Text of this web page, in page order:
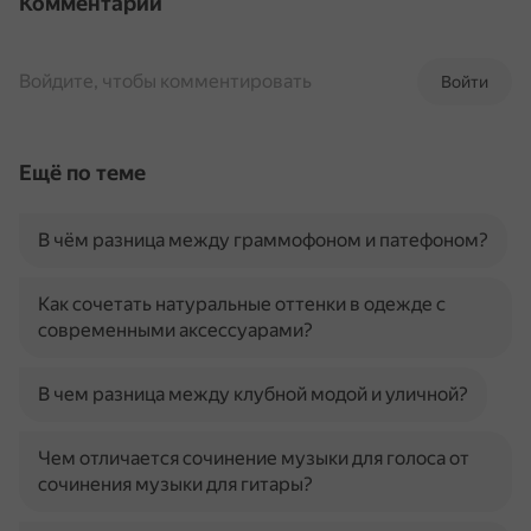
Войти
Войдите, чтобы комментировать
Ещё по теме
В чём разница между граммофоном и патефоном?
Как сочетать натуральные оттенки в одежде с
современными аксессуарами?
В чем разница между клубной модой и уличной?
Чем отличается сочинение музыки для голоса от
сочинения музыки для гитары?